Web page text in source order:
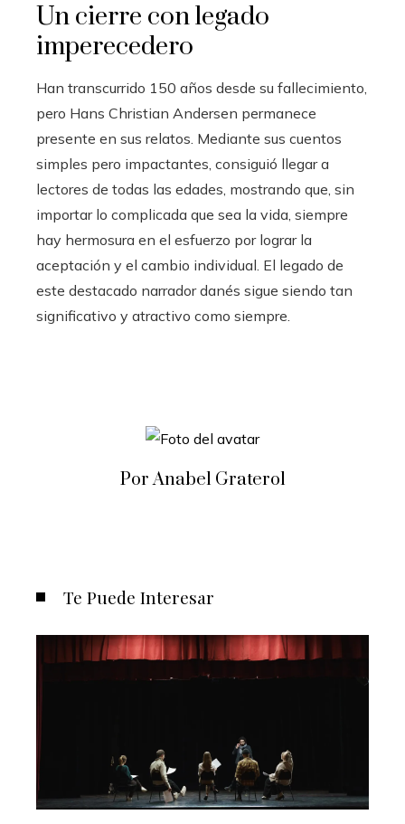
Un cierre con legado
imperecedero
Han transcurrido 150 años desde su fallecimiento,
pero Hans Christian Andersen permanece
presente en sus relatos. Mediante sus cuentos
simples pero impactantes, consiguió llegar a
lectores de todas las edades, mostrando que, sin
importar lo complicada que sea la vida, siempre
hay hermosura en el esfuerzo por lograr la
aceptación y el cambio individual. El legado de
este destacado narrador danés sigue siendo tan
significativo y atractivo como siempre.
Por Anabel Graterol
Te Puede Interesar